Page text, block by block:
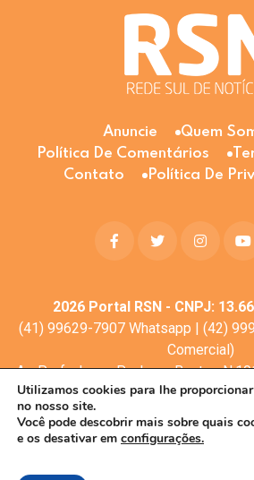
Anuncie
Quem
Política De Comentários
Contato
Política De
2026Portal RSN - CNPJ:
(41) 99629-7907 Whatsapp | (42)
Comercial)
Av. Profa. Laura Pacheco Bastos
dos Lagos, Guarapuava -
© Todos os direitos
Utilizamos cookies para lhe
no nosso site.
Você pode descobrir mais sobre quais
e os desativar em configurações.